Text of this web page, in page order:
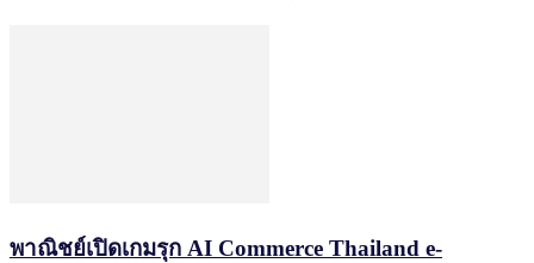
พาณิชย์เปิดเกมรุก AI Commerce Thailand e-